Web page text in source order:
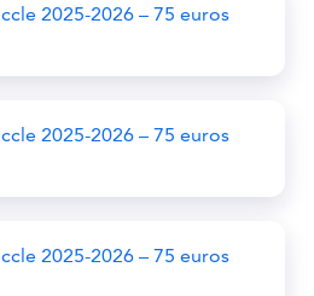
2025-2026 – 75 euros
2025-2026 – 75 euros
2025-2026 – 75 euros